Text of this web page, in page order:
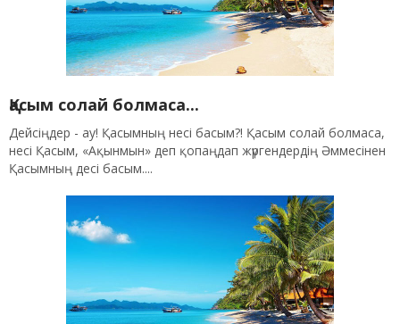
Қасым солай болмаса...
Дейсіңдер - ау! Қасымның несі басым?! Қасым солай болмаса,
несі Қасым, «Ақынмын» деп қопаңдап жүргендердің Әммесінен
Қасымның десі басым....